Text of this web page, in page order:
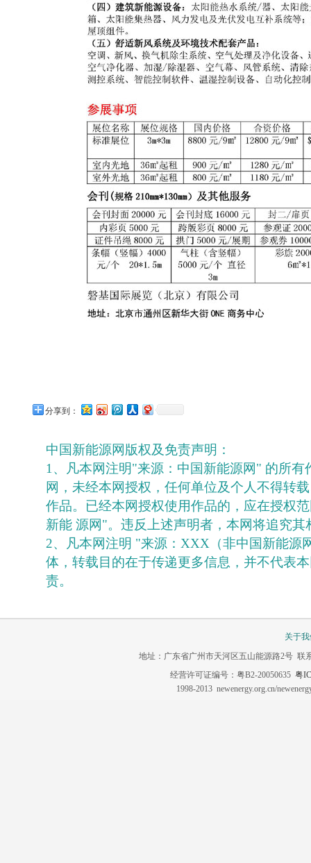
分享到：
中国新能源网版权及免责声明：
1、凡本网注明"来源：中国新能源网" 的所
网，未经本网授权，任何单位及个人不得转
作品。已经本网授权使用作品的，应在授权
新能 源网"。违反上述声明者，本网将追究其
2、凡本网注明 "来源：XXX（非中国新能源
体，转载目的在于传递更多信息，并不代表
责。
关于
地址：广东省广州市天河区五山能源路2号 联
经营许可证编号：粤B2-20050635 粤
1998-2013 newenergy.org.cn/